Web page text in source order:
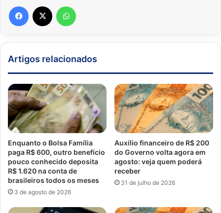
Facebook
Artigos relacionados
Enquanto o Bolsa Família
paga R$ 600, outro benefício
pouco conhecido deposita
R$ 1.620 na conta de
brasileiros todos os meses
3 de agosto de 2026
Auxílio financeiro de R$ 200
do Governo volta agora em
agosto: veja quem poderá
receber
31 de julho de 2026